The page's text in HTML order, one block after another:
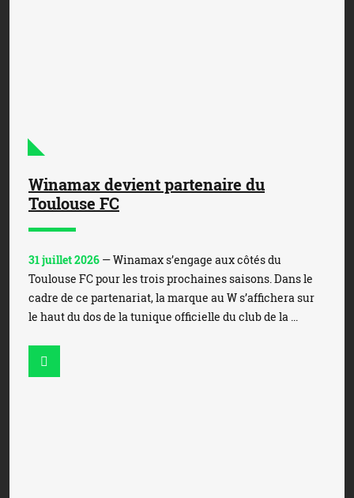
Winamax devient partenaire du
Toulouse FC
31 juillet 2026 — Winamax s’engage aux côtés du
Toulouse FC pour les trois prochaines saisons. Dans le
cadre de ce partenariat, la marque au W s’affichera sur
le haut du dos de la tunique officielle du club de la ...